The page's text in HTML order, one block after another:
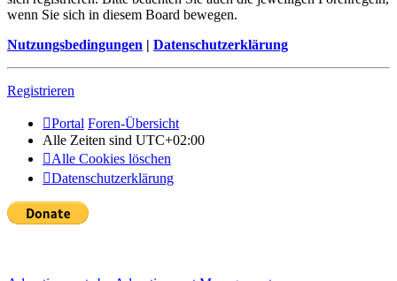
wenn Sie sich in diesem Board bewegen.
Nutzungsbedingungen | Datenschutzerklärung
Registrieren
Portal Foren-Übersicht
Alle Zeiten sind UTC+02:00
Alle Cookies löschen
Datenschutzerklärung